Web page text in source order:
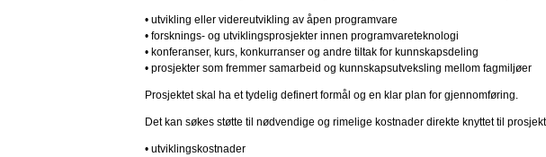
• utvikling eller videreutvikling av åpen programvare
• forsknings- og utviklingsprosjekter innen programvareteknologi
• konferanser, kurs, konkurranser og andre tiltak for kunnskapsdeling
• prosjekter som fremmer samarbeid og kunnskapsutveksling mellom fagmiljøer
Prosjektet skal ha et tydelig definert formål og en klar plan for gjennomføring.
Det kan søkes støtte til nødvendige og rimelige kostnader direkte knyttet til
• utviklingskostnader